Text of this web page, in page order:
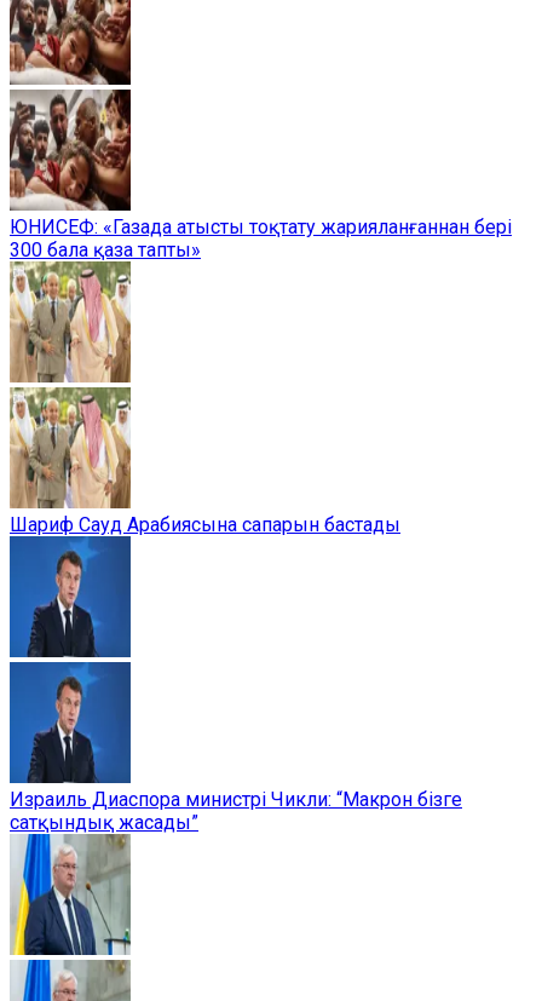
ЮНИСЕФ: «Газада атысты тоқтату жарияланғаннан бері
300 бала қаза тапты»
Шариф Сауд Арабиясына сапарын бастады
Израиль Диаспора министрі Чикли: “Макрон бізге
сатқындық жасады”